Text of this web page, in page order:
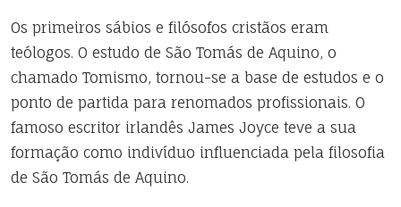
Os primeiros sábios e filósofos cristãos eram
teólogos. O estudo de São Tomás de Aquino, o
chamado Tomismo, tornou-se a base de estudos e o
ponto de partida para renomados profissionais. O
famoso escritor irlandês James Joyce teve a sua
formação como indivíduo influenciada pela filosofia
de São Tomás de Aquino.